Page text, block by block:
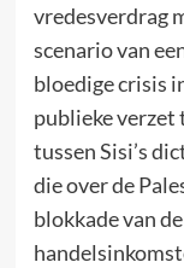
vredesverdrag
scenario van
bloedige crisis
publieke verzet
tussen Sisi’s
die over de
blokkade van